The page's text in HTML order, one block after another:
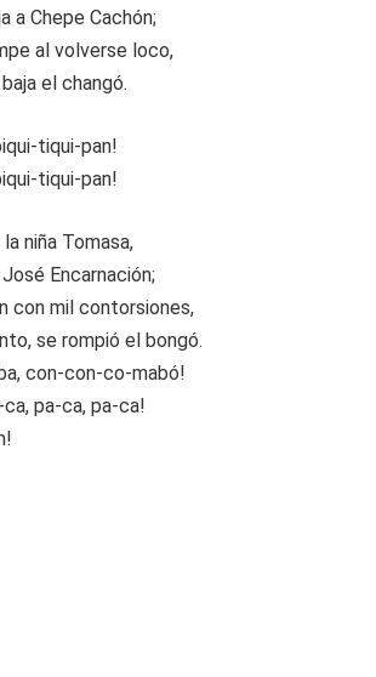
a Chepe Cachón;
al volverse loco,
el changó.
tiqui-pan!
tiqui-pan!
niña Tomasa,
Encarnación;
con mil contorsiones,
se rompió el bongó.
con-con-co-mabó!
ca, pa-ca, pa-ca!